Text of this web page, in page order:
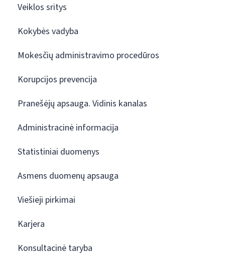
Veiklos sritys
Kokybės vadyba
Mokesčių administravimo procedūros
Korupcijos prevencija
Pranešėjų apsauga. Vidinis kanalas
Administracinė informacija
Statistiniai duomenys
Asmens duomenų apsauga
Viešieji pirkimai
Karjera
Konsultacinė taryba